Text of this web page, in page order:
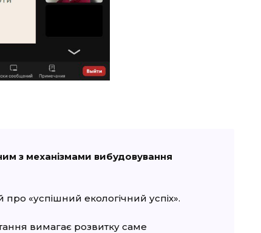
з механізмами вибудовування
«успішний екологічний успіх».
вимагає розвитку саме